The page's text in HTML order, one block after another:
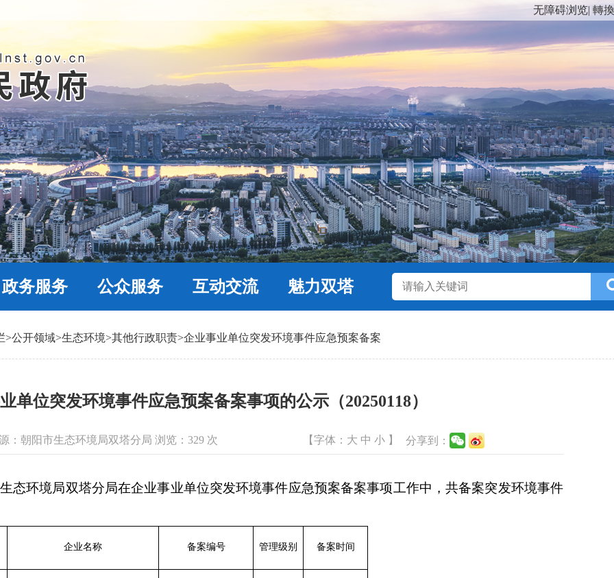
无障碍浏览| 轉
政务服务 公众服务 互动交流 魅力双塔
>公开领域>生态环境>其他行政职责>企业事业单位突发环境事件应急预案备案
单位突发环境事件应急预案备案事项的公示（20250118）
：朝阳市生态环境局双塔分局 浏览： 329 次 【字体： 大 中 小 】 分享到：
环境局双塔分局在企业事业单位突发环境事件应急预案备案事项工作中，共备案突发环境事件
企业名称 备案编号 管理级别 备案时间